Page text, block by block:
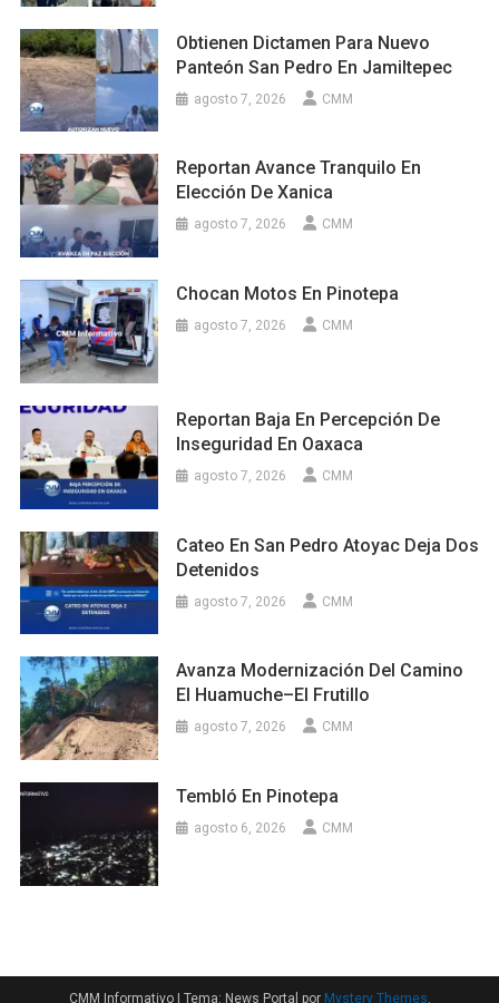
Obtienen Dictamen Para Nuevo
Panteón San Pedro En Jamiltepec
agosto 7, 2026 CMM
Reportan Avance Tranquilo En
Elección De Xanica
agosto 7, 2026 CMM
Chocan Motos En Pinotepa
agosto 7, 2026 CMM
Reportan Baja En Percepción De
Inseguridad En Oaxaca
agosto 7, 2026 CMM
Cateo En San Pedro Atoyac Deja Dos
Detenidos
agosto 7, 2026 CMM
Avanza Modernización Del Camino
El Huamuche–El Frutillo
agosto 7, 2026 CMM
Tembló En Pinotepa
agosto 6, 2026 CMM
CMM Informativo | Tema: News Portal por Mystery Themes